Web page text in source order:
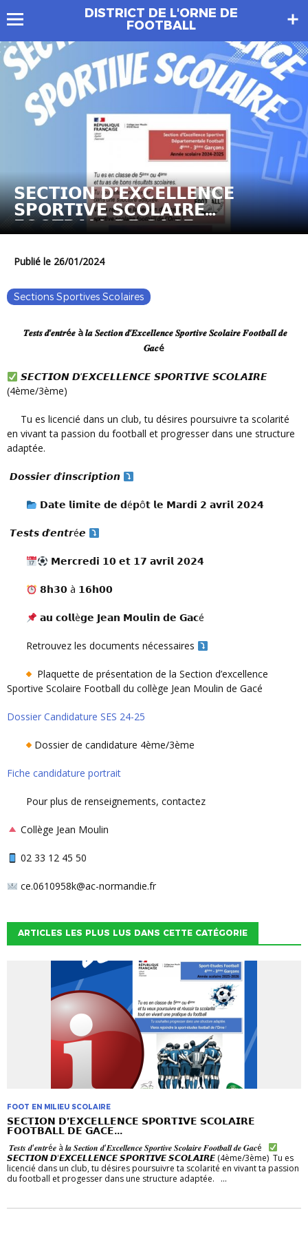
DISTRICT DE L'ORNE DE
FOOTBALL
𝗦𝗘𝗖𝗧𝗜𝗢𝗡 𝗗’𝗘𝗫𝗖𝗘𝗟𝗟𝗘𝗡𝗖𝗘
𝗦𝗣𝗢𝗥𝗧𝗜𝗩𝗘 𝗦𝗖𝗢𝗟𝗔𝗜𝗥𝗘
𝗙𝗢𝗢𝗧𝗕𝗔𝗟𝗟 𝗗𝗘 𝗚𝗔𝗖𝗘
Publié le 26/01/2024
Sections Sportives Scolaires
𝑻𝒆𝒔𝒕𝒔 𝒅’𝒆𝒏𝒕𝒓é𝒆 à 𝒍𝒂 𝑺𝒆𝒄𝒕𝒊𝒐𝒏 𝒅’𝑬𝒙𝒄𝒆𝒍𝒍𝒆𝒏𝒄𝒆 𝑺𝒑𝒐𝒓𝒕𝒊𝒗𝒆 𝑺𝒄𝒐𝒍𝒂𝒊𝒓𝒆 𝑭𝒐𝒐𝒕𝒃𝒂𝒍𝒍 𝒅𝒆
𝑮𝒂𝒄é
𝙎𝙀𝘾𝙏𝙄𝙊𝙉 𝘿’𝙀𝙓𝘾𝙀𝙇𝙇𝙀𝙉𝘾𝙀 𝙎𝙋𝙊𝙍𝙏𝙄𝙑𝙀 𝙎𝘾𝙊𝙇𝘼𝙄𝙍𝙀
(4ème/3ème)
Tu es licencié dans un club, tu désires poursuivre ta scolarité
en vivant ta passion du football et progresser dans une structure
adaptée.
𝘿𝙤𝙨𝙨𝙞𝙚𝙧 𝙙’𝙞𝙣𝙨𝙘𝙧𝙞𝙥𝙩𝙞𝙤𝙣
𝗗𝗮𝘁𝗲 𝗹𝗶𝗺𝗶𝘁𝗲 𝗱𝗲 𝗱é𝗽ô𝘁 𝗹𝗲 𝗠𝗮𝗿𝗱𝗶 𝟮 𝗮𝘃𝗿𝗶𝗹 𝟮𝟬𝟮𝟰
𝙏𝙚𝙨𝙩𝙨 𝙙’𝙚𝙣𝙩𝙧é𝙚
𝗠𝗲𝗿𝗰𝗿𝗲𝗱𝗶 𝟭𝟬 𝗲𝘁 𝟭𝟳 𝗮𝘃𝗿𝗶𝗹 𝟮𝟬𝟮𝟰
𝟴𝗵𝟯𝟬 à 𝟭𝟲𝗵𝟬𝟬
𝗮𝘂 𝗰𝗼𝗹𝗹è𝗴𝗲 𝗝𝗲𝗮𝗻 𝗠𝗼𝘂𝗹𝗶𝗻 𝗱𝗲 𝗚𝗮𝗰é
Retrouvez les documents nécessaires
Plaquette de présentation de la Section d’excellence
Sportive Scolaire Football du collège Jean Moulin de Gacé
Dossier Candidature SES 24-25
Dossier de candidature 4ème/3ème
Fiche candidature portrait
Pour plus de renseignements, contactez
Collège Jean Moulin
02 33 12 45 50
ce.0610958k@ac-normandie.fr
ARTICLES LES PLUS LUS DANS CETTE CATÉGORIE
FOOT EN MILIEU SCOLAIRE
𝗦𝗘𝗖𝗧𝗜𝗢𝗡 𝗗’𝗘𝗫𝗖𝗘𝗟𝗟𝗘𝗡𝗖𝗘 𝗦𝗣𝗢𝗥𝗧𝗜𝗩𝗘 𝗦𝗖𝗢𝗟𝗔𝗜𝗥𝗘
𝗙𝗢𝗢𝗧𝗕𝗔𝗟𝗟 𝗗𝗘 𝗚𝗔𝗖𝗘...
𝑻𝒆𝒔𝒕𝒔 𝒅'𝒆𝒏𝒕𝒓é𝒆 à 𝒍𝒂 𝑺𝒆𝒄𝒕𝒊𝒐𝒏 𝒅'𝑬𝒙𝒄𝒆𝒍𝒍𝒆𝒏𝒄𝒆 𝑺𝒑𝒐𝒓𝒕𝒊𝒗𝒆 𝑺𝒄𝒐𝒍𝒂𝒊𝒓𝒆 𝑭𝒐𝒐𝒕𝒃𝒂𝒍𝒍 𝒅𝒆 𝑮𝒂𝒄é
𝙎𝙀𝘾𝙏𝙄𝙊𝙉 𝘿'𝙀𝙓𝘾𝙀𝙇𝙇𝙀𝙉𝘾𝙀 𝙎𝙋𝙊𝙍𝙏𝙄𝙑𝙀 𝙎𝘾𝙊𝙇𝘼𝙄𝙍𝙀 (4ème/3ème) Tu es
licencié dans un club, tu désires poursuivre ta scolarité en vivant ta passion
du football et progesser dans une structure adaptée. ...